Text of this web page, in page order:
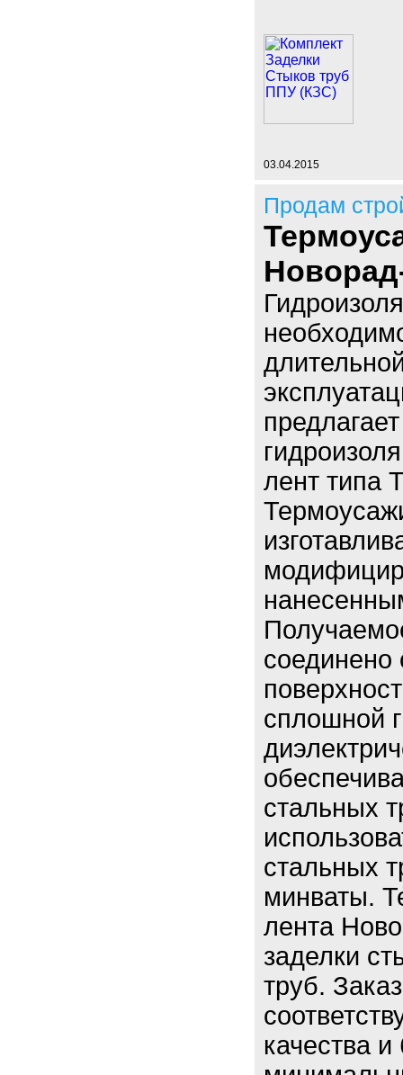
03.04.2015
Продам
лент типа
сплошной
стальных
стальных
минваты.
лента
заделки
труб.
качества